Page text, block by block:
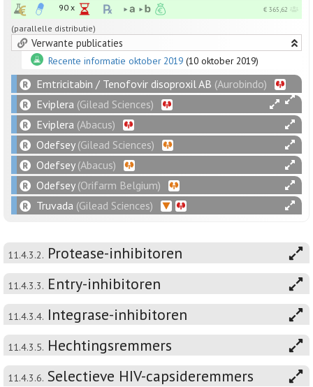
90 x
€ 365,62
(parallelle distributie)
Verwante publicaties
Recente informatie oktober 2019 (10 oktober 2019)
Emtricitabin / Tenofovir disoproxil AB (Aurobindo)
Eviplera (Gilead Sciences)
Eviplera (Abacus)
Odefsey(Gilead Sciences)
Odefsey(Abacus)
Odefsey(Orifarm Belgium)
Truvada (Gilead Sciences)
11.4.3.2. Protease-inhibitoren
11.4.3.3. Entry-inhibitoren
11.4.3.4. Integrase-inhibitoren
11.4.3.5. Hechtingsremmers
11.4.3.6. Selectieve HIV-capsideremmers